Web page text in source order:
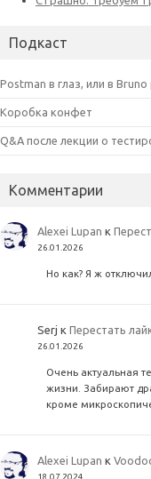
Подкаст
Postman в глаз, или в Bruno
Коробка конфет
Q&A после лекции о
Комментарии
Alexei Lupan к
26.01.2026
Но как? Я ж
Serj кПерестать
26.01.2026
Очень актуальная
жизни. Забирают
кроме
Alexei Lupan к
18.07.2024